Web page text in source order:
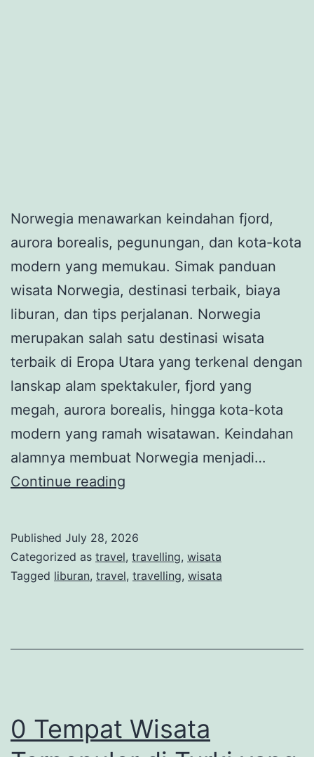
Norwegia menawarkan keindahan fjord,
aurora borealis, pegunungan, dan kota-kota
modern yang memukau. Simak panduan
wisata Norwegia, destinasi terbaik, biaya
liburan, dan tips perjalanan. Norwegia
merupakan salah satu destinasi wisata
terbaik di Eropa Utara yang terkenal dengan
lanskap alam spektakuler, fjord yang
megah, aurora borealis, hingga kota-kota
modern yang ramah wisatawan. Keindahan
alamnya membuat Norwegia menjadi…
Continue reading
Fjord
dengan
yang
Published July 28, 2026
Categorized as travel, travelling, wisata
Tagged liburan, travel, travelling, wisata
0 Tempat Wisata